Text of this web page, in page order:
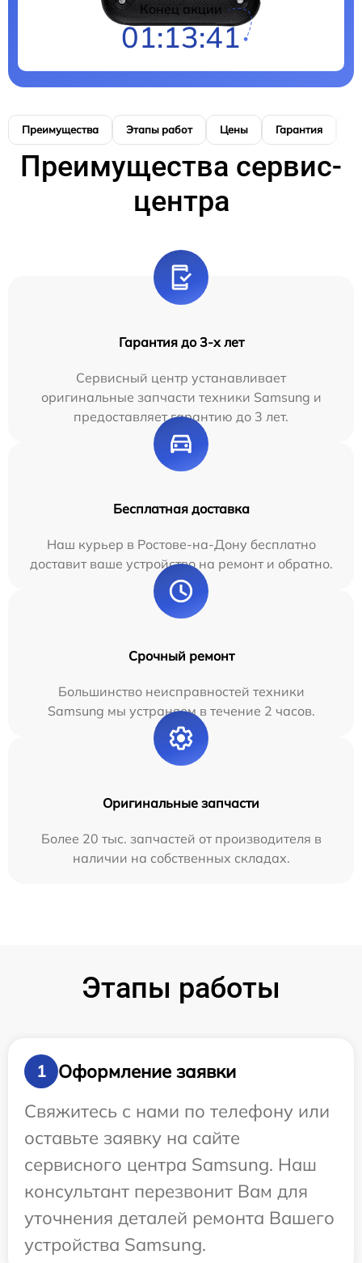
Конец акции
01:13:40
Преимущества Этапы работ Цены Гарантия
Преимущества сервис-
центра
Гарантия до 3-х лет
Сервисный центр устанавливает
оригинальные запчасти техники Samsung и
предоставляет гарантию до 3 лет.
Бесплатная доставка
Наш курьер в Ростове-на-Дону бесплатно
доставит ваше устройство на ремонт и обратно.
Срочный ремонт
Большинство неисправностей техники
Samsung мы устраняем в течение 2 часов.
Оригинальные запчасти
Более 20 тыс. запчастей от производителя в
наличии на собственных складах.
Этапы работы
1
Оформление заявки
Свяжитесь с нами по телефону или
оставьте заявку на сайте
сервисного центра Samsung. Наш
консультант перезвонит Вам для
уточнения деталей ремонта Вашего
устройства Samsung.